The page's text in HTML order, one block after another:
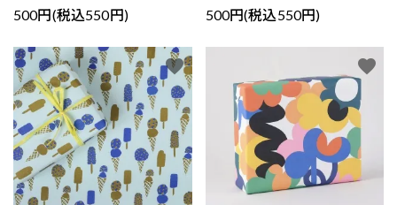
500円(税込550円) 500円(税込550円)
favorite favorite